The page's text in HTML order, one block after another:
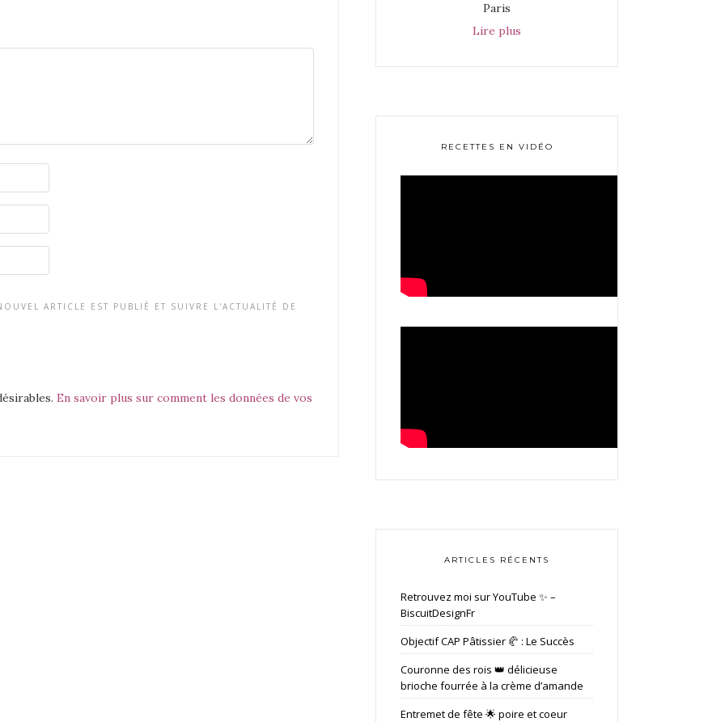
ARTICLE EST PUBLIÉ ET SUIVRE L'ACTUALITÉ DE
En savoir plus sur comment les données de vos
Paris
Lire plus
RECETTES EN VIDÉO
ARTICLES RÉCENTS
Retrouvez moi sur YouTube ✨ –
BiscuitDesignFr
Objectif CAP Pâtissier 🥐 : Le Succès
Couronne des rois 👑 délicieuse
brioche fourrée à la crème d’amande
Entremet de fête 🌟 poire et coeur